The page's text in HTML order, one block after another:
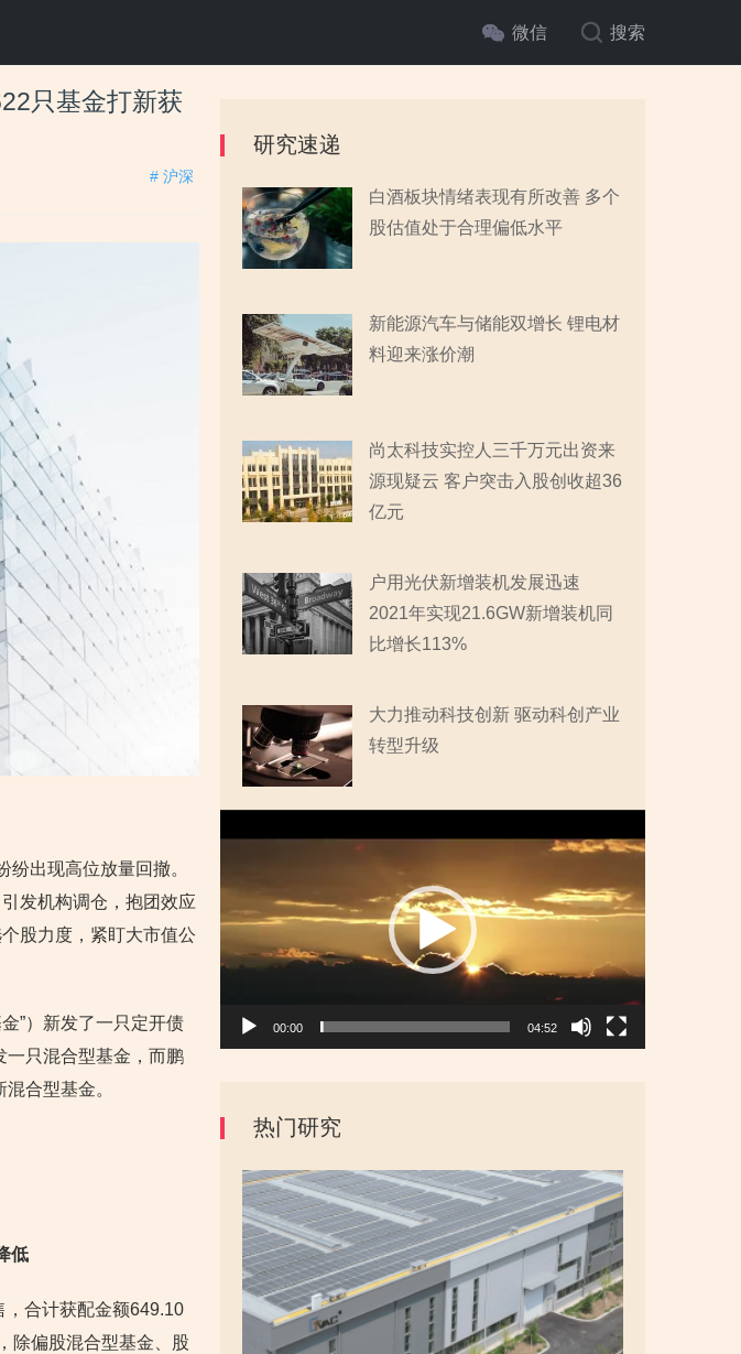
微信 搜索
只基金打新获
# 沪深
出现高位放量回撤。
发机构调仓，抱团效应
股力度，紧盯大市值公
”）新发了一只定开债
一只混合型基金，而鹏
合型基金。
低
合计获配金额649.10
除偏股混合型基金、股
研究速递
白酒板块情绪表现有所改善 多个
股估值处于合理偏低水平
新能源汽车与储能双增长 锂电材
料迎来涨价潮
尚太科技实控人三千万元出资来
源现疑云 客户突击入股创收超36
亿元
户用光伏新增装机发展迅速
2021年实现21.6GW新增装机同
比增长113%
大力推动科技创新 驱动科创产业
转型升级
频
放
器
00:00 04:52
热门研究